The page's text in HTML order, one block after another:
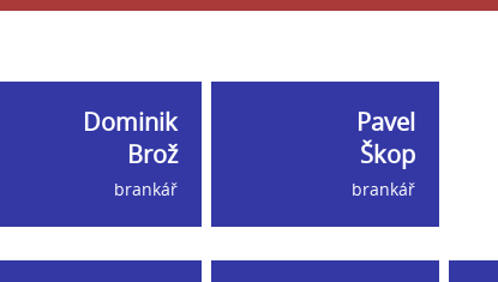
Dominik
Brož
brankář
Pavel
Škop
brankář